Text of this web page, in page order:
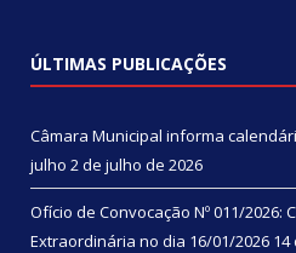
ÚLTIMAS PUBLICAÇÕES
Câmara Municipal informa
julho 2 de julho de 2026
Ofício de Convocação Nº 011/2026:
Extraordinária no dia 16/01/2026 14